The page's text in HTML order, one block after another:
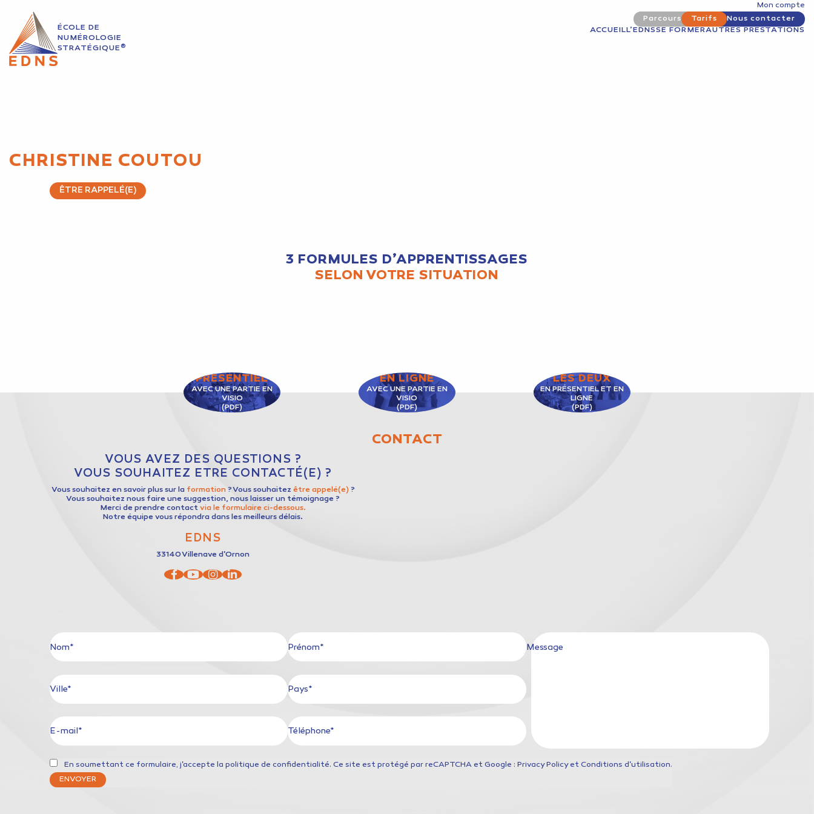
Mon compte
ÉCOLE DE
NUMÉROLOGIE
STRATÉGIQUE®
Parcours Tarifs
Nous contacter
ACCUEILL’EDNSSE FORMERAUTRES PRESTATIONS
CHRISTINE COUTOU
ÊTRE RAPPELÉ(E)
3 FORMULES D’APPRENTISSAGES
SELON VOTRE SITUATION
PRÉSENTIEL
AVEC UNE PARTIE EN
VISIO
(PDF)
EN LIGNE
AVEC UNE PARTIE EN
VISIO
(PDF)
LES DEUX
EN PRÉSENTIEL ET EN
LIGNE
(PDF)
CONTACT
VOUS AVEZ DES QUESTIONS ?
VOUS SOUHAITEZ ETRE CONTACTÉ(E) ?
Vous souhaitez en savoir plus sur laformation? Vous souhaitez être appelé(e)?
Vous souhaitez nous faire une suggestion, nous laisser un témoignage ?
Merci de prendre contactvia le formulaire ci-dessous.
Notre équipe vous répondra dans les meilleurs délais.
EDNS
33140Villenave d'Ornon
Nom* Prénom*
Ville* Pays*
E-mail* Téléphone*
Message
En soumettant ce formulaire, j'accepte la politique de confidentialité. Ce site est protégé par reCAPTCHA et Google : Privacy Policy et Conditions d'utilisation.